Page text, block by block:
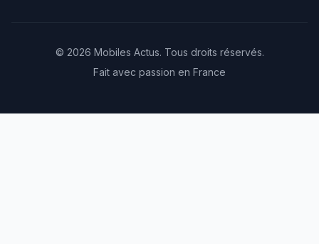
© 2026 Mobiles Actus. Tous droits réservés.
Fait avec passion en France